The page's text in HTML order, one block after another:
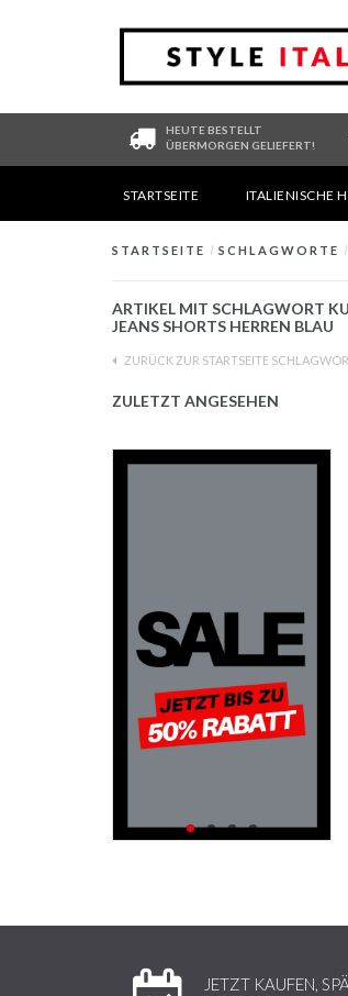
HEUTE BESTELLT
ÜBERMORGEN GELIEFERT!
STARTSEITE ITALIENISCHE
STARTSEITE / SCHLAGWORTE /
ARTIKEL MIT SCHLAGWORT
JEANS SHORTS HERREN BLAU
ZURÜCK ZUR STARTSEITE
ZULETZT ANGESEHEN
JETZT KAUFEN,